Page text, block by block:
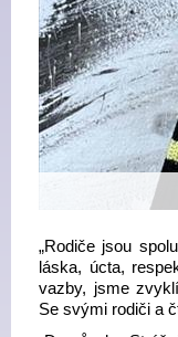
„Rodiče jsou
láska, úcta,
vazby, jsme
Se svými rodiči a